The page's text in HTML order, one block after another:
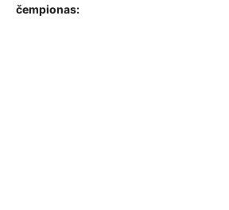
čempionas: